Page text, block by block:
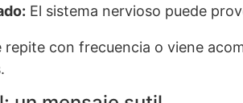
El sistema nervioso puede
repite con frecuencia o viene